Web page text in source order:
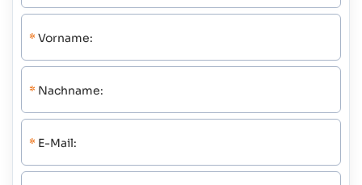
* Vorname:
* Nachname:
* E-Mail: